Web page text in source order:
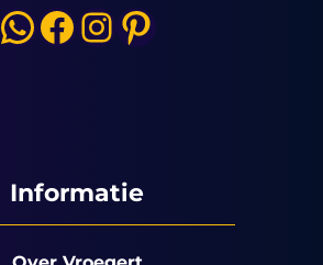
WhatsApp
Facebook
Instagram
Pinterest
Informatie